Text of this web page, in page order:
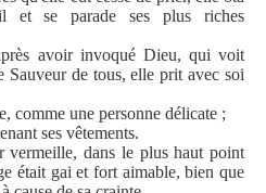
et se parade ses plus riches
avoir invoqué Dieu, qui voit
Sauveur de tous, elle prit avec soi
comme une personne délicate ;
ses vêtements.
vermeille, dans le plus haut point
était gai et fort aimable, bien que